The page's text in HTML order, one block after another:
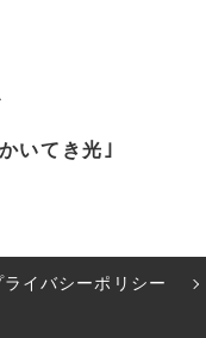
いてき光｣
ライバシーポリシー